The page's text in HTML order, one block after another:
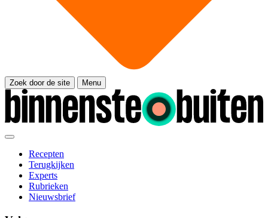
Zoek door de site Menu
Recepten
Terugkijken
Experts
Rubrieken
Nieuwsbrief